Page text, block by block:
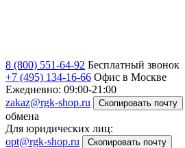
8 (800) 551-64-92 Бесплатный звонок
+7 (495) 134-16-66 Офис в Москве
Ежедневно: 09:00-21:00
zakaz@rgk-shop.ru
Скопировать почту
обмена
Для юридических лиц:
opt@rgk-shop.ru
Скопировать почту